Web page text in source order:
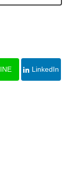
LinkedIn